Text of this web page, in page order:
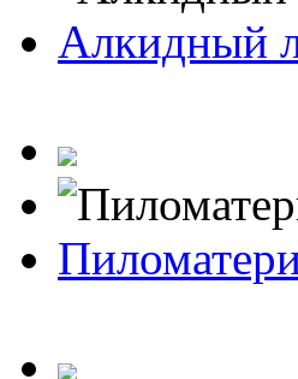
Алкидный